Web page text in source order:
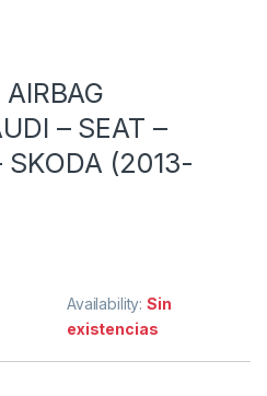
– SEAT –
SKODA (2013-
Availability:Sin
existencias